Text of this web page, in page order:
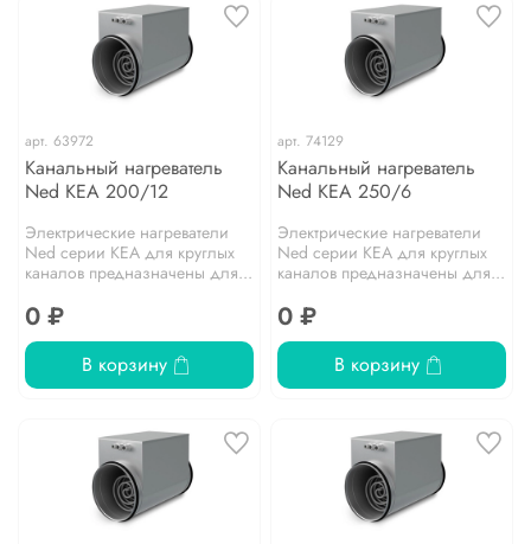
арт. 63972
Канальный нагреватель
Ned KEA 200/12
Электрические нагреватели
Ned серии KEA для круглых
каналов предназначены для...
0 ₽
В корзину
арт. 74129
Канальный нагреватель
Ned KEA 250/6
Электрические нагреватели
Ned серии KEA для круглых
каналов предназначены для...
0 ₽
В корзину